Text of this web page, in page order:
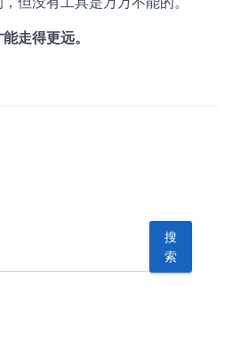
走得更远。
搜
索